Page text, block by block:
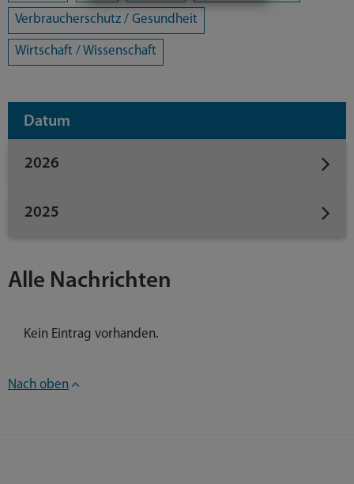
Alle Nachrichten
Kein Eintrag vorhanden.
Verbraucherschutz / Gesundheit
Wirtschaft / Wissenschaft
Datum
2026
2025
Nach oben